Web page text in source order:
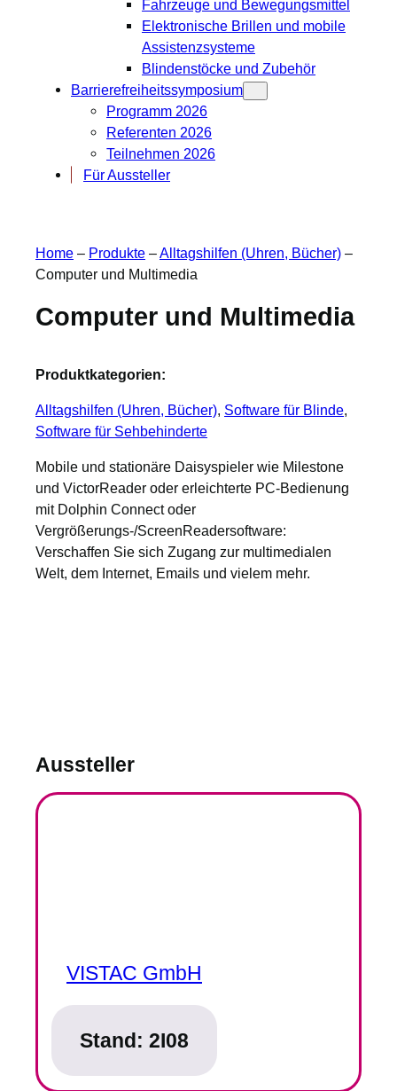
Fahrzeuge und Bewegungsmittel
Elektronische Brillen und mobile
Assistenzsysteme
Blindenstöcke und Zubehör
Barrierefreiheitssymposium
Programm 2026
Referenten 2026
Teilnehmen 2026
Für Aussteller
Home – Produkte –Alltagshilfen (Uhren, Bücher) –
Computer und Multimedia
Computer und Multimedia
Produktkategorien:
Alltagshilfen (Uhren, Bücher), Software für Blinde
Software für Sehbehinderte
Mobile und stationäre Daisyspieler wie Milestone
und VictorReader oder erleichterte PC-Bedienung
mit Dolphin Connect oder
Vergrößerungs-/ScreenReadersoftware:
Verschaffen Sie sich Zugang zur multimedialen
Welt, dem Internet, Emails und vielem mehr.
Aussteller
VISTAC GmbH
Stand: 2I08